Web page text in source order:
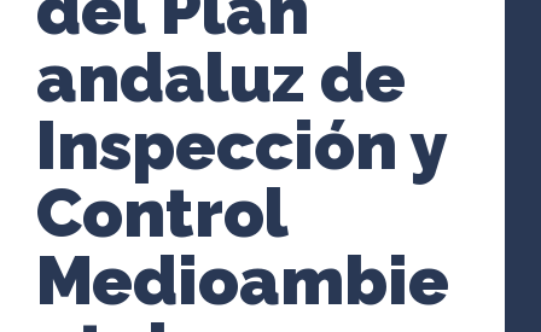
andaluz de
Inspección y
Control
Medioambie